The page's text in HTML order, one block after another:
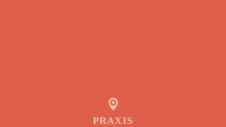
PRAXIS